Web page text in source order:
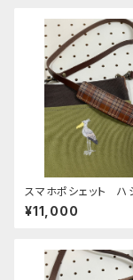
スマホポシェット ハ
ウ うぐいす ダーク
帆布
¥11,000